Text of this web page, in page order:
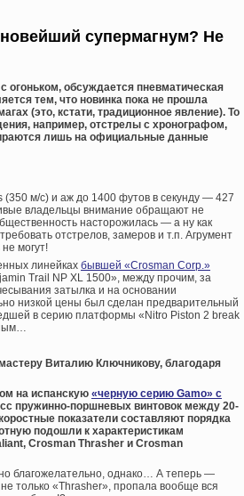
супермагнум? Не
огоньком, обсуждается пневматическая
тем, что новинка пока не прошла
(это, кстати, традиционное явление). То
например, отстрелы с хронографом,
лишь на официальные данные
(350 м/с) и аж до 1400 футов в секунду — 427
владельцы внимание обращают не
насторожилась — а ну как
отстрелов, замеров и т.п. Агрумент
могут!
линейках бывшей «Crosman Corp.»
Trail NP XL 1500», между прочим, за
затылка и на основании
низкой цены был сделан предварительный
в серию платформы «Nitro Piston 2 break
Виталию Ключникову, благодаря
на испанскую «черную серию Gamo» с
пружинно-поршневых винтовок между 20-
показатели составляют порядка
подошли к характеристикам
Crosman Thrasher и Crosman
благожелательно, однако… А теперь —
только «Thrasher», пропала вообще вся